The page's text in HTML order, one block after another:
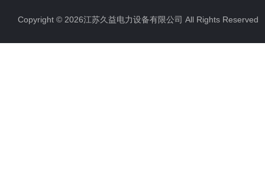
Copyright © 2026江苏久益电力设备有限公司 All Rights